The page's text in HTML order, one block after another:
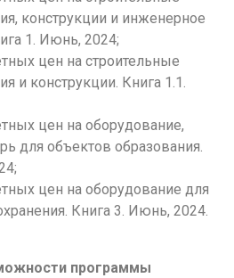
конструкции и инженерное
1. Июнь, 2024;
цен на строительные
и конструкции. Книга 1.1.
цен на оборудование,
для объектов образования.
цен на оборудование для
Книга 3. Июнь, 2024.
программы